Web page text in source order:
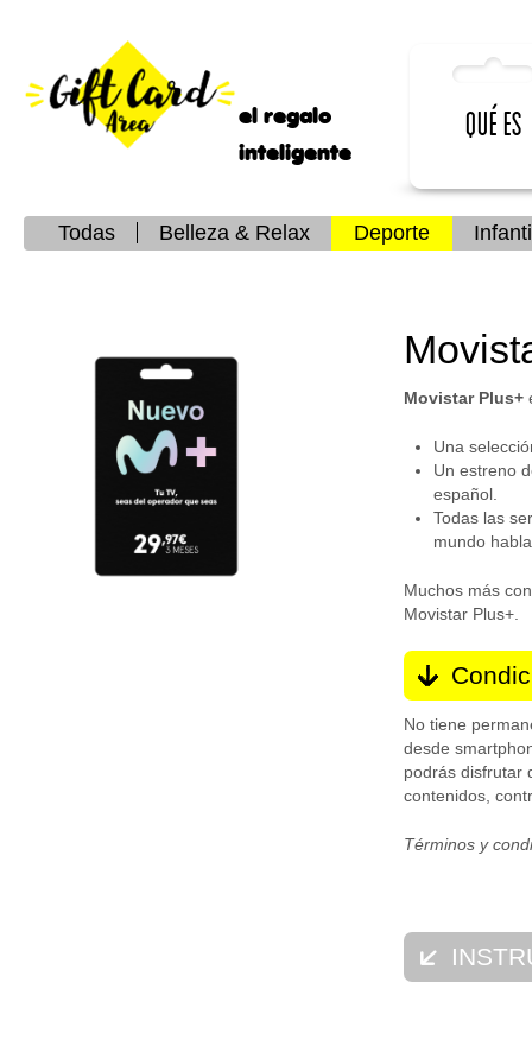
el regalo
inteligente
Qué es
Todas Belleza & Relax Deporte
Movistar Plus+
Una
Un estreno
español.​
Todas las
mundo
Muchos más
Movistar Plus+.​
No tiene
desde
podrás disfrutar
contenidos,
Términos y